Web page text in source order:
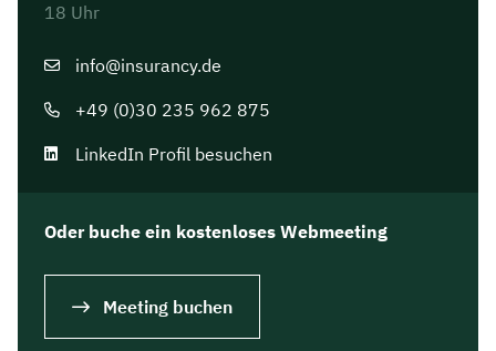
18 Uhr
info@insurancy.de
+49 (0)30 235 962 875
LinkedIn Profil besuchen
Oder buche ein kostenloses Webmeeting
Meeting buchen